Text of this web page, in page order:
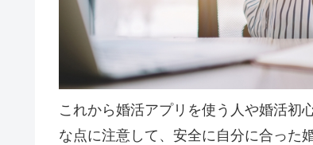
これから婚活アプリを使う人や婚活初
な点に注意して、安全に自分に合った